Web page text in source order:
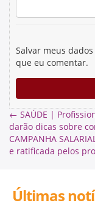
Salvar meus
que eu comentar.
← SAÚDE |
darão dicas sobre
CAMPANHA
e ratificada pelos
Últimas